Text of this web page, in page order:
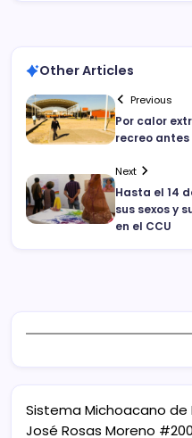
Other Articles
Previous
Por calor
recreo antes
Next
Hasta el 14
sus sexos y
en el CCU
Sistema Michoacano de
José Rosas Moreno #200